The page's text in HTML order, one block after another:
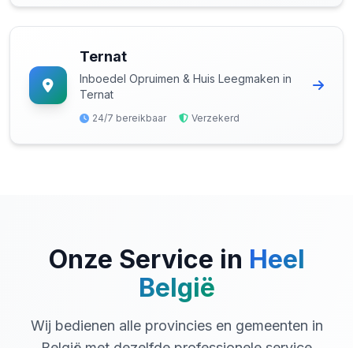
Ternat
Inboedel Opruimen & Huis Leegmaken in
Ternat
24/7 bereikbaar Verzekerd
Onze Service in Heel
België
Wij bedienen alle provincies en gemeenten in